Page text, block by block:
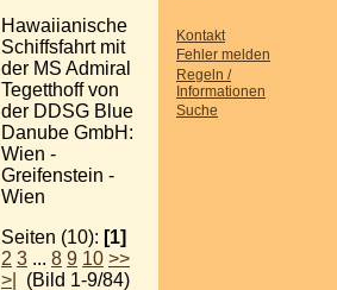
Kontakt
Fehler melden
Regeln /
Informationen
Suche
Hawaiianische
Schiffsfahrt mit
der MS Admiral
Tegetthoff von
der DDSG Blue
Danube GmbH:
Wien -
Greifenstein -
Wien
Seiten (10): [1]
2 3 ... 8 9 10 >>
>|
(Bild 1-9/84)